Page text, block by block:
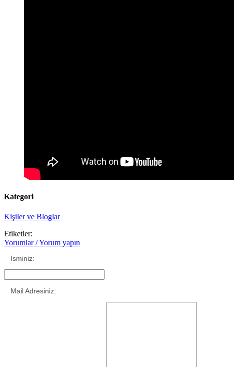
Kategori
Kişiler ve Bloglar
Etiketler:
Yorumlar / Yorum yapın
İsminiz:
Mail Adresiniz: